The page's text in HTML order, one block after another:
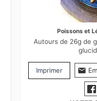
Poissons et
Autours de 26g de
Imprimer